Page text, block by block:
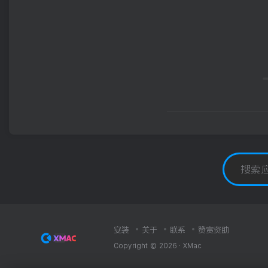
安装 关于 联系 赞赏资助
Copyright © 2026 · XMac